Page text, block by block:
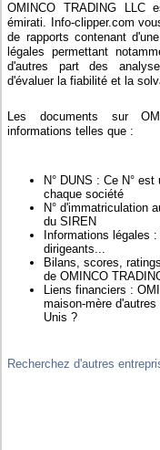
OMINCO TRADING LLC
émirati. Info-clipper.com
de rapports contenant
légales permettant
d'autres part des
d'évaluer la fiabilité et la
Les documents sur
informations telles que :
N° DUNS : Ce N°
chaque société
N° d'immatriculation
du SIREN
Informations légales
dirigeants...
Bilans, scores,
de OMINCO
Liens financiers :
maison-mère
Unis ?
Recherchez d'autres